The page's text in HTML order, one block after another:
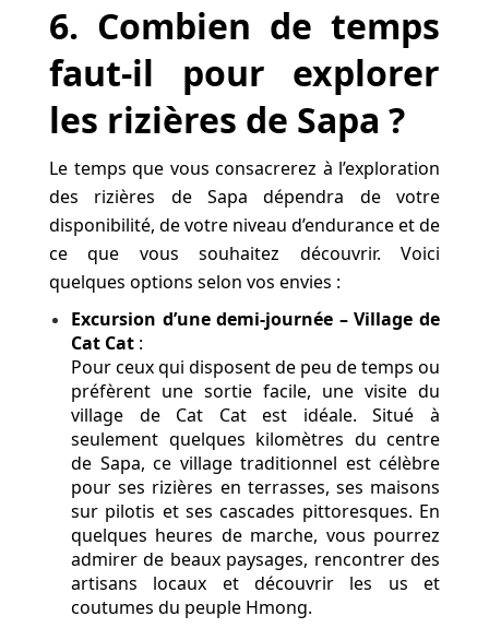
6. Combien de temps
faut-il pour explorer
les rizières de Sapa ?
Le temps que vous consacrerez à l’exploration
des rizières de Sapa dépendra de votre
disponibilité, de votre niveau d’endurance et de
ce que vous souhaitez découvrir. Voici
quelques options selon vos envies :
Excursion d’une demi-journée – Village de
Cat Cat :
Pour ceux qui disposent de peu de temps ou
préfèrent une sortie facile, une visite du
village de Cat Cat est idéale. Situé à
seulement quelques kilomètres du centre
de Sapa, ce village traditionnel est célèbre
pour ses rizières en terrasses, ses maisons
sur pilotis et ses cascades pittoresques. En
quelques heures de marche, vous pourrez
admirer de beaux paysages, rencontrer des
artisans locaux et découvrir les us et
coutumes du peuple Hmong.